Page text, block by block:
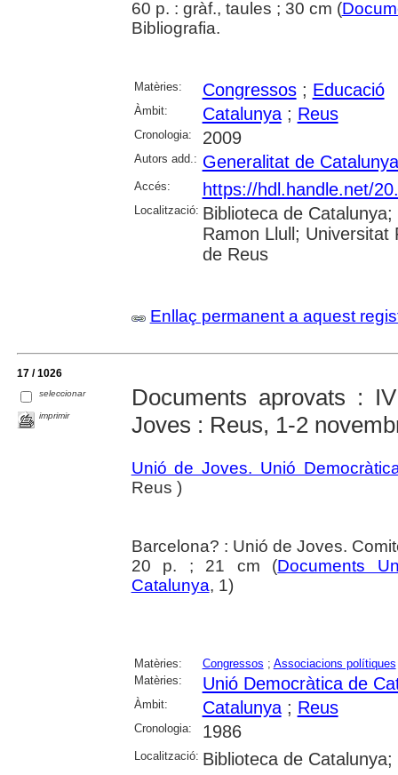
60 p. : gràf., taules ; 30 cm (
Bibliografia.
Matèries: Congressos; Educació
Àmbit: Catalunya; Reus
Cronologia: 2009
Autors add.: Generalitat de Catalunya
Accés: https://hdl.handle.net/
Localització: Biblioteca de
Ramon Llull;
de Reus
Enllaç permanent a aquest
17 / 1026
seleccionar
imprimir
Documents aprovats :
Joves : Reus, 1-2
Unió de Joves. Unió
Reus )
Barcelona? : Unió de Joves.
20 p. ; 21 cm (Documents
Catalunya, 1)
Matèries: Congressos ; Associacions polítiques
Matèries:
Unió Democràtica de
Àmbit: Catalunya; Reus
Cronologia: 1986
Localització: Biblioteca de